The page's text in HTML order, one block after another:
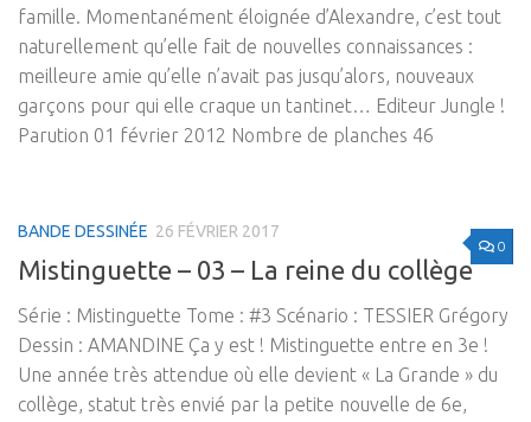
famille. Momentanément éloignée d’Alexandre, c’est tout
naturellement qu’elle fait de nouvelles connaissances :
meilleure amie qu’elle n’avait pas jusqu’alors, nouveaux
garçons pour qui elle craque un tantinet… Editeur Jungle !
Parution 01 février 2012 Nombre de planches 46
0
BANDE DESSINÉE 26 FÉVRIER 2017
Mistinguette – 03 – La reine du collège
Série : Mistinguette Tome : #3 Scénario : TESSIER Grégory
Dessin : AMANDINE Ça y est ! Mistinguette entre en 3e !
Une année très attendue où elle devient « La Grande » du
collège, statut très envié par la petite nouvelle de 6e,